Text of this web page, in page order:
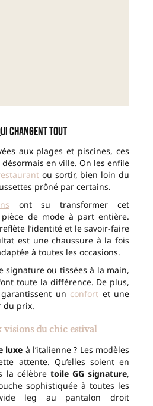
changent tout
aux plages et piscines, ces
en ville. On les enfile
ou sortir, bien loin du
prôné par certains.
ont su transformer cet
de mode à part entière.
l’identité et le savoir-faire
est une chaussure à la fois
à toutes les occasions.
signature ou tissées à la main,
toute la différence. De plus,
un confort et une
du prix.
visions du chic estival
luxe à l’italienne ? Les modèles
attente. Qu’elles soient en
la célèbre toile GG signature,
sophistiquée à toutes les
leg au pantalon droit